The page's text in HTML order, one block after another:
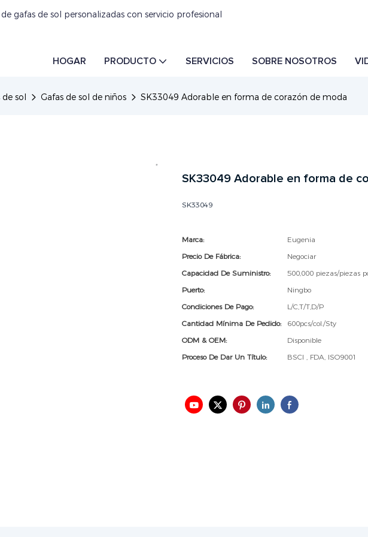
gafas de sol personalizadas con servicio profesional
HOGAR PRODUCTO SERVICIOS SOBRE NOSOTROS
de sol Gafas de sol de niños SK33049 Adorable en forma de corazón de moda
SK33049 Adorable en forma de
SK33049
Marca:
Eugenia
Precio De Fábrica:
Negociar
Capacidad De Suministro:
500,000 piezas/piezas
Puerto:
Ningbo
Condiciones De Pago:
L/C,T/T,D/P
Cantidad Mínima De Pedido:
600pcs/col./Sty
ODM & OEM:
Disponible
Proceso De Dar Un Título:
BSCI , FDA, ISO9001